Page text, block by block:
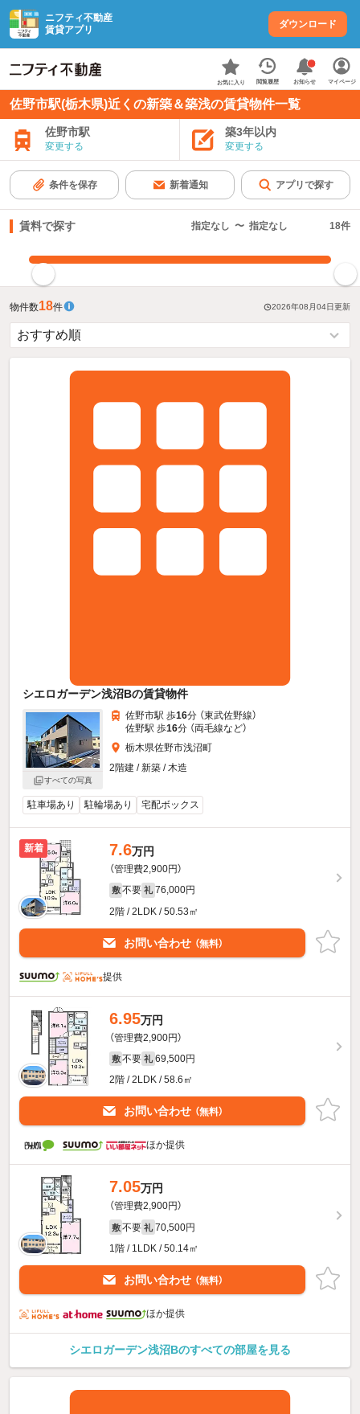
ニフティ不動産
賃貸アプリ
ダウンロード
お気に入り 閲覧履歴 お知らせ マイページ
佐野市駅(栃木県)近くの新築＆築浅の賃貸物件一覧
佐野市駅
変更する
築3年以内
変更する
条件を保存 新着通知 アプリで探す
賃料で探す 指定なし 〜 指定なし 18件
物件数18件 2026年08月04日更新
シエロガーデン浅沼Bの賃貸物件
すべての写真
佐野市駅 歩16分 （東武佐野線）
佐野駅 歩16分 （両毛線など）
栃木県佐野市浅沼町
2階建 / 新築 / 木造
駐車場あり 駐輪場あり 宅配ボックス
新着 7.6万円
（管理費2,900円）
敷 不要 礼 76,000円
2階 / 2LDK / 50.53㎡
お問い合わせ （無料）
提供
6.95万円
（管理費2,900円）
敷 不要 礼 69,500円
2階 / 2LDK / 58.6㎡
お問い合わせ （無料）
ほか提供
7.05万円
（管理費2,900円）
敷 不要 礼 70,500円
1階 / 1LDK / 50.14㎡
お問い合わせ （無料）
ほか提供
シエロガーデン浅沼Bのすべての部屋を見る